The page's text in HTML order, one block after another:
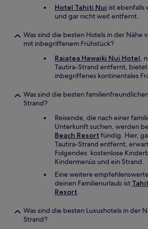
Hotel Tahiti Nui ist ebenfalls
und gar nicht weit entfernt.
Was sind die besten Hotels in der Nähe
mit inbegriffenem Frühstück?
Raiatea Hawaiki Nui Hotel,
Tautira-Strand entfernt,
inbegriffenes kontinentales
Was sind die besten
Strand?
Reisende, die nach einer
Unterkunft suchen, werden
Beach Resort fündig. Hier,
Tautira-Strand entfernt,
Folgendes: kostenlose
Kindermenüs und ein Strand.
Eine weitere
deinen Familienurlaub ist
Resort.
Was sind die besten Luxushotels in der
Strand?